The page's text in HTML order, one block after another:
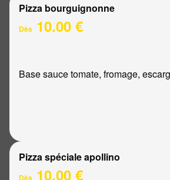
Pizza bourguignonne
Dès 10.00 €
Base sauce tomate, fromage,
Pizza spéciale apollino
Dès 10.00 €